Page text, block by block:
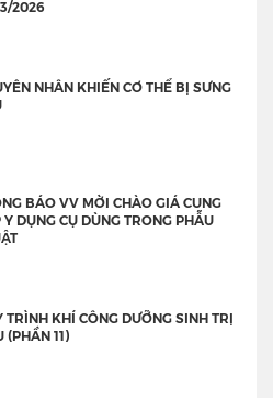
2026
NHÂN KHIẾN CƠ THỂ BỊ SƯNG
BÁO VV MỜI CHÀO GIÁ CUNG
Y DỤNG CỤ DÙNG TRONG PHẪU
TRÌNH KHÍ CÔNG DƯỠNG SINH TRỊ
(PHẦN 11)